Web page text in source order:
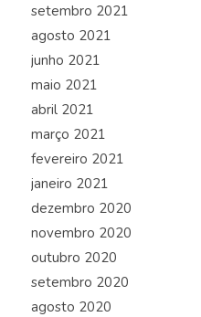
setembro 2021
agosto 2021
junho 2021
maio 2021
abril 2021
março 2021
fevereiro 2021
janeiro 2021
dezembro 2020
novembro 2020
outubro 2020
setembro 2020
agosto 2020